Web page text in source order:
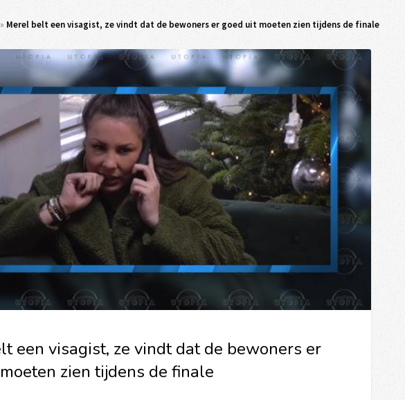
» Merel belt een visagist, ze vindt dat de bewoners er goed uit moeten zien tijdens de finale
een visagist, ze vindt dat de bewoners er
zien tijdens de finale